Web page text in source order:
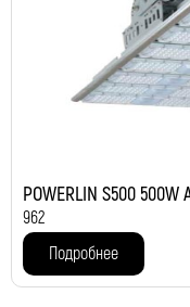
POWERLIN S500 500W
962
Подробнее